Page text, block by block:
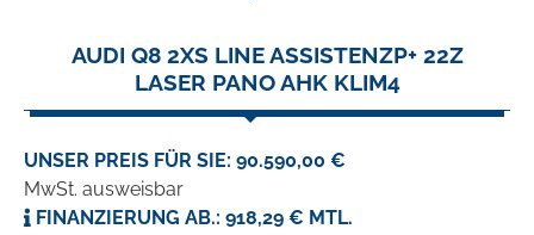
AUDI Q8 2XS LINE ASSISTENZP+ 22Z
LASER PANO AHK KLIM4
UNSER PREIS FÜR SIE: 90.590,00 €
MwSt. ausweisbar
FINANZIERUNG AB.: 918,29 € MTL.